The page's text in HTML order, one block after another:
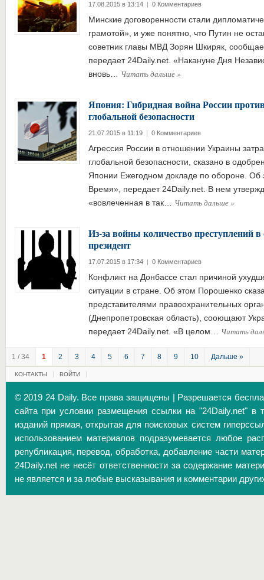
17.08.2015 в 13:14 | 0 Комментариев
Минские договоренности стали
грамотой», и уже понятно, что Путин не
советник главы МВД Зорян Шкиряк,
передает 24Daily.net. «Накануне Дня
вновь… Читать дальше»
Япония: Гибридная война России
глобальной безопасности
21.07.2015 в 11:19 | 0 Комментариев
Агрессия России в отношении Украины
глобальной безопасности, сказано в
Японии Ежегодном докладе по обороне. Об
Время», передает 24Daily.net. В нем
«вовлеченная в так… Читать дальше»
Из-за войны количество преступлений
президент
17.07.2015 в 17:34 | 0 Комментариев
Конфликт на Донбассе стал причиной
ситуации в стране. Об этом Порошенко
представителями правоохранительных
(Днепропетровская область), сооющают
передает 24Daily.net. «В целом… Читать
1 / 34 1 2 3 4 5 6 7 8 9 10 Дальше »
КОНТАКТЫ ВОЙТИ
© 2019 24 Daily. Все права защищены | Разрешается
сайта при условии размещения ссылки на "24Daily.net" в
изданий прямая, открытая для поисковых систем
использованием материалов подразумевается любое
републикация, перевод, обработка, добавление части
24Daily.net не несёт ответственности за содержание
не является и за любые высказывания и комментарии